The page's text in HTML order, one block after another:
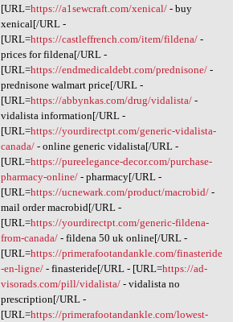
[URL=https://a1sewcraft.com/xenical/- buy
xenical[/URL -
[URL=https://castleffrench.com/item/fildena/-
prices for fildena[/URL -
[URL=https://endmedicaldebt.com/prednisone/-
prednisone walmart price[/URL -
[URL=https://abbynkas.com/drug/vidalista/-
vidalista information[/URL -
[URL=https://yourdirectpt.com/generic-vidalista-
canada/- online generic vidalista[/URL -
[URL=https://pureelegance-decor.com/purchase-
pharmacy-online/- pharmacy[/URL -
[URL=https://ucnewark.com/product/macrobid/-
mail order macrobid[/URL -
[URL=https://yourdirectpt.com/generic-fildena-
from-canada/- fildena 50 uk online[/URL -
[URL=https://primerafootandankle.com/finasteride
-en-ligne/- finasteride[/URL - [URL=https://ad-
visorads.com/pill/vidalista/- vidalista no
prescription[/URL -
[URL=https://primerafootandankle.com/lowest-